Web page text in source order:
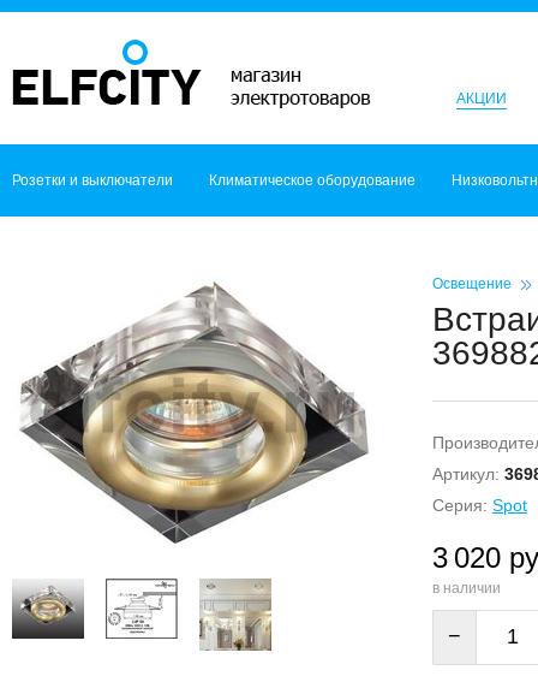
АКЦИИ
Розетки и выключатели Климатическое оборудование
Освещение
Артикул:
Серия: Spot
3 020
в наличии
−